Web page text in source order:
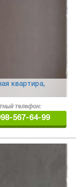
квартира,
телефон:
567-64-99